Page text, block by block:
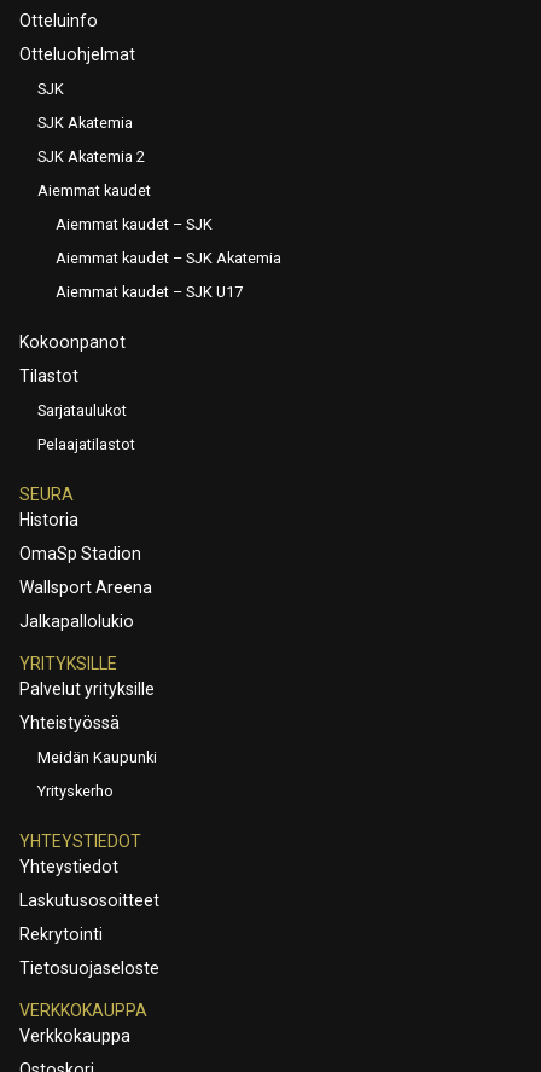
Otteluinfo
Otteluohjelmat
SJK
SJK Akatemia
SJK Akatemia 2
Aiemmat kaudet
Aiemmat kaudet – SJK
Aiemmat kaudet – SJK Akatemia
Aiemmat kaudet – SJK U17
Kokoonpanot
Tilastot
Sarjataulukot
Pelaajatilastot
SEURA
Historia
OmaSp Stadion
Wallsport Areena
Jalkapallolukio
YRITYKSILLE
Palvelut yrityksille
Yhteistyössä
Meidän Kaupunki
Yrityskerho
YHTEYSTIEDOT
Yhteystiedot
Laskutusosoitteet
Rekrytointi
Tietosuojaseloste
VERKKOKAUPPA
Verkkokauppa